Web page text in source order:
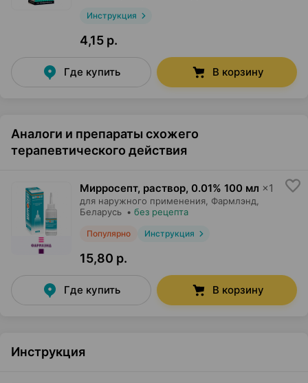
Инструкция
4,15 р.
Где купить В корзину
Аналоги и препараты схожего
терапевтического действия
Мирросепт, раствор, 0.01% 100 мл ×1
для наружного применения, Фармлэнд
Беларусь • без рецепта
Популярно Инструкция
15,80 р.
Где купить В корзину
Инструкция